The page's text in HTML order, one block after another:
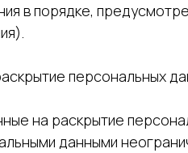
в порядке,
персональных
на раскрытие
данными